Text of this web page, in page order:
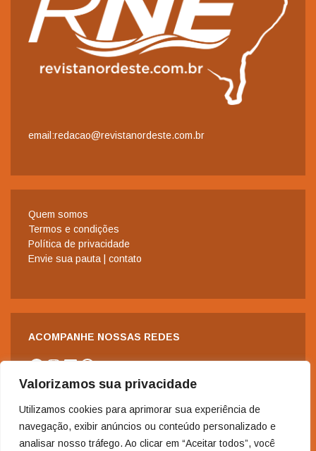
Valorizamos sua privacidade
Utilizamos cookies para aprimorar sua experiência de
navegação, exibir anúncios ou conteúdo personalizado e
analisar nosso tráfego. Ao clicar em “Aceitar todos”, você
email:redacao@revistanordeste.com.br
Quem somos
Termos e condições
Política de privacidade
Envie sua pauta | contato
ACOMPANHE NOSSAS REDES
Facebook
Instagram
LinkedIn
WhatsApp